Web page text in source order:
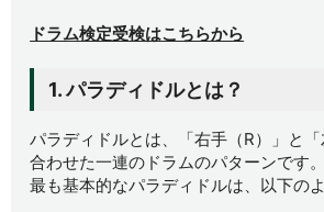
ドラム検定受検はこちらから
1. パラディドルとは？
パラディドルとは、「右手（R）」と
合わせた一連のドラムのパターンです。
最も基本的なパラディドルは、以下の